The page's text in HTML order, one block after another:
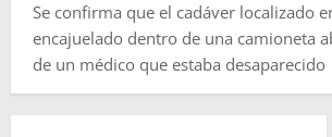
Se confirma que el cadáver localizado
encajuelado dentro de una camioneta
de un médico que estaba desaparecido